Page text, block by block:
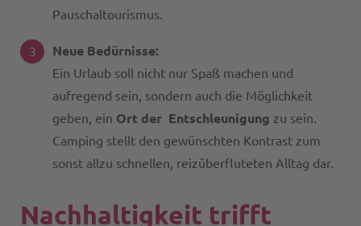
Pauschaltourismus.
Neue Bedürnisse:
Ein Urlaub soll nicht nur Spaß machen und
aufregend sein, sondern auch die Möglichkeit
geben, ein Ort der Entschleunigung zu sein.
Camping stellt den gewünschten Kontrast zum
sonst allzu schnellen, reizüberfluteten Alltag dar.
Nachhaltigkeit trifft